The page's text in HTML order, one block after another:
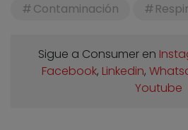
Contaminación
Sigue a Consumer en
Facebook, Linkedin,
Youtube